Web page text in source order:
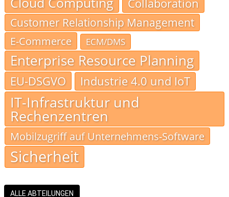
Collaboration
Customer Relationship Management
E-Commerce
ECM/DMS
Enterprise Resource Planning
EU-DSGVO Industrie 4.0 und IoT
IT-Infrastruktur und
Rechenzentren
Mobilzugriff auf Unternehmens-Software
Sicherheit
ALLE ABTEILUNGEN